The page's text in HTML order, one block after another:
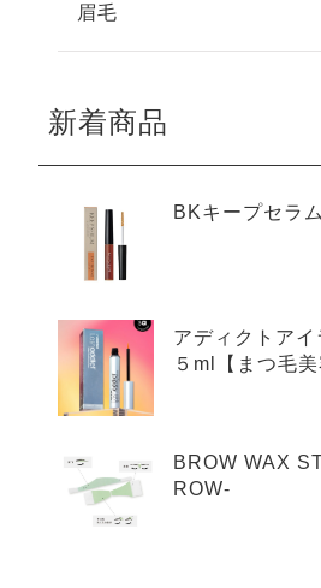
眉毛
新着商品
BKキープセラム
アディクトア
５ml【まつ毛美
BROW WAX
ROW-